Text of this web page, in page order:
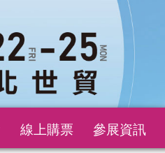
線上購票 參展資訊